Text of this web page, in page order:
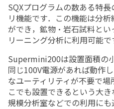
SQXプログラムの数ある特
リ機能です．この機能は分
ができ，鉱物・岩石試料と
リーニング分析に利用可能で
Supermini200は設置面積の
同じ100V電源があれば動作
なユーティリティが不要で
こでも設置できるという大
規模分析室などでの利用にも